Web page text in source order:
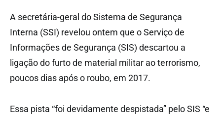
A secretária-geral do Sistema de Segurança
Interna (SSI) revelou ontem que o Serviço de
Informações de Segurança (SIS) descartou a
ligação do furto de material militar ao terrorismo,
poucos dias após o roubo, em 2017.
Essa pista “foi devidamente despistada” pelo SIS “e